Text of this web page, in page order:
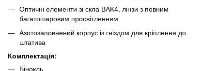
Оптичні елементи зі скла BAK4, лінзи з повним
багатошаровим просвітленням
Азотозаповнений корпус із гніздом для кріплення до
штатива
Комплектація:
Бінокль